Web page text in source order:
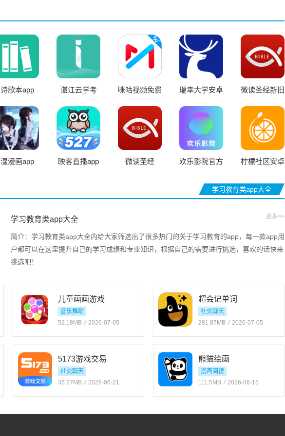
诗歌本app 湛江云学考
app官网版
咪咕视频免费
版
瑞幸大学安卓
版
微读圣经新旧
约和合本
湿漫画app 映客直播app 微读圣经 欢乐影院官方 柠檬社区安卓
学习教育类app大全
学习教育类app大全 更多>>
简介： 学习教育类app大全内给大家筛选出了很多热门的关于学习教育的app，每一款app用
户都可以在这里提升自己的学习成绩和专业知识，根据自己的需要进行挑选，喜欢的话快来
挑选吧！
儿童画画游戏
音乐舞蹈
52.18MB / 2026-07-05
超会记单词
社交聊天
281.87MB / 2026-07-05
5173游戏交易
社交聊天
35.37MB / 2026-06-21
熊猫绘画
漫画阅读
111.5MB / 2026-06-15